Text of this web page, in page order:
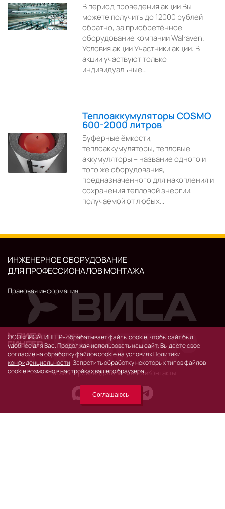
В период проведения акции Вы
можете получить до 12000 рублей
обратно, за приобретённое
оборудование компании Walraven.
Условия акции Участники акции: В
акции участвуют только
индивидуальные…
Теплоаккумуляторы COSMO
600-2000 литров
Буферные ёмкости,
теплоаккумуляторы, тепловые
аккумуляторы – название одного и
того же оборудования,
предназначенного для накопления и
сохранения тепловой энергии,
получаемой от любых…
ИНЖЕНЕРНОЕ ОБОРУДОВАНИЕ
ДЛЯ ПРОФЕССИОНАЛОВ МОНТАЖА
Правовая информация
© 2026 г.
119530, Москва, Очаковское шоссе, д. 32.
КаталогПроизводителиНовостиКонтакты
ООО «ВИСА ГИНГЕР» обрабатывает файлы cookie, чтобы сайт был
удобнее для Вас. Продолжая использовать наш сайт, Вы даёте своё
согласие на обработку файлов cookie на условияхПолитики
конфиденциальности. Запретить обработку некоторых типов файлов
cookie возможно в настройках вашего браузера.
Соглашаюсь